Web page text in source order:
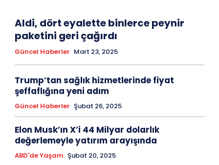
Aldi, dört eyalette binlerce peynir
paketini geri çağırdı
Güncel Haberler Mart 23, 2025
Trump’tan sağlık hizmetlerinde fiyat
şeffaflığına yeni adım
Güncel Haberler Şubat 26, 2025
Elon Musk’ın X’i 44 Milyar dolarlık
değerlemeyle yatırım arayışında
ABD'de Yaşam Şubat 20, 2025